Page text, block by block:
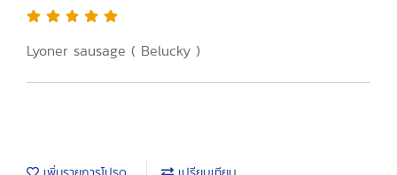
Lyoner sausage ( Belucky )